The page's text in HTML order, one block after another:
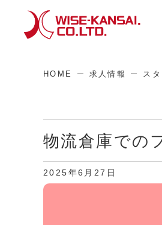
HOME 求人情報 ス
物流倉庫での
2025年6月27日